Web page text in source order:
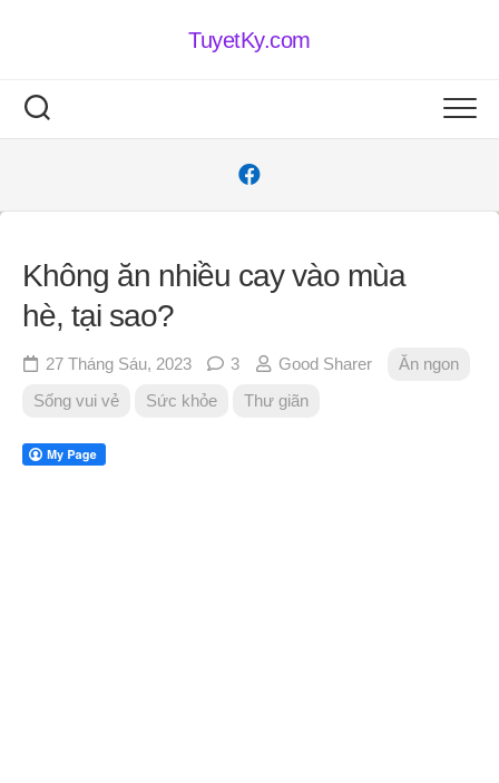
TuyetKy.com
Không ăn nhiều cay vào mùa
hè, tại sao?
27 Tháng Sáu, 2023 3 Good Sharer
Ăn ngon
Sống vui vẻ
Sức khỏe Thư giãn